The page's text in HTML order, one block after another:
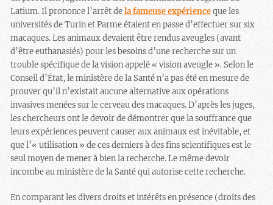
Latium. Il prononce l’arrêt dela fameuse expérienceque les
universités de Turin et Parme étaient en passe d’effectuer sur six
macaques. Les animaux devaient être rendus aveugles (avant
d’être euthanasiés) pour les besoins d’une recherche sur un
trouble spécifique de la vision appelé « vision aveugle ». Selon le
Conseil d’État, le ministère de la Santé n’a pas été en mesure de
prouver qu’il n’existait aucune alternative aux opérations
invasives menées sur le cerveau des macaques. D’après les juges,
les chercheurs ont le devoir de démontrer que la souffrance que
leurs expériences peuvent causer aux animaux est inévitable, et
que l’« utilisation » de ces derniers à des fins scientifiques est le
seul moyen de mener à bien la recherche. Le même devoir
incombe au ministère de la Santé qui autorise cette recherche.
En comparant les divers droits et intérêts en présence (droits des